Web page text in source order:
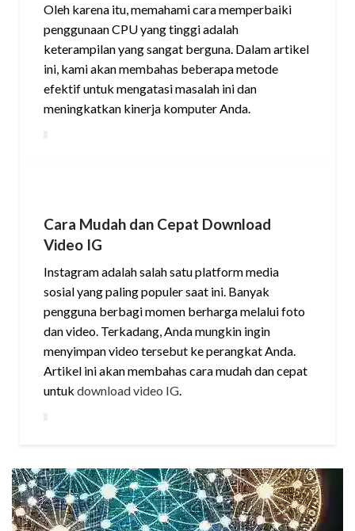
Oleh karena itu, memahami cara memperbaiki
penggunaan CPU yang tinggi adalah
keterampilan yang sangat berguna. Dalam artikel
ini, kami akan membahas beberapa metode
efektif untuk mengatasi masalah ini dan
meningkatkan kinerja komputer Anda.
Cara Mudah dan Cepat Download
Video IG
Instagram adalah salah satu platform media
sosial yang paling populer saat ini. Banyak
pengguna berbagi momen berharga melalui foto
dan video. Terkadang, Anda mungkin ingin
menyimpan video tersebut ke perangkat Anda.
Artikel ini akan membahas cara mudah dan cepat
untuk download video IG